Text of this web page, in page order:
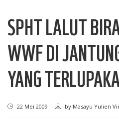
SPHT LALUT
WWF DI
YANG
22 Mei 2009 by Masayu Yulien